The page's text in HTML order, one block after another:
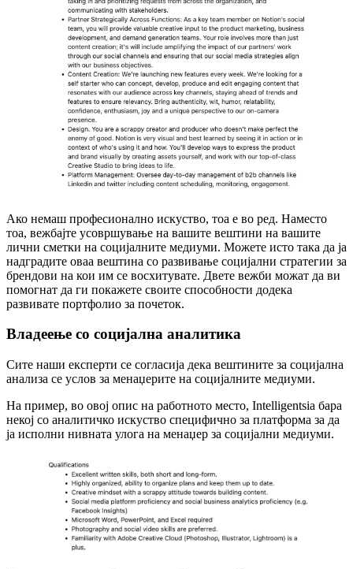
Ако немаш професионално искуство, тоа е во ред. Наместо
тоа, вежбајте усовршување на вашите вештини на вашите
лични сметки на социјалните медиуми. Можете исто така да ја
надградите оваа вештина со развивање социјални стратегии за
брендови на кои им се восхитувате. Двете вежби можат да ви
помогнат да ги покажете своите способности додека
развивате портфолио за почеток.
Владеење со социјална аналитика
Сите наши експерти се согласија дека вештините за социјална
анализа се услов за менаџерите на социјалните медиуми.
На пример, во овој опис на работното место, Intelligentsia бара
некој со аналитичко искуство специфично за платформа за да
ја исполни нивната улога на менаџер за социјални медиуми.